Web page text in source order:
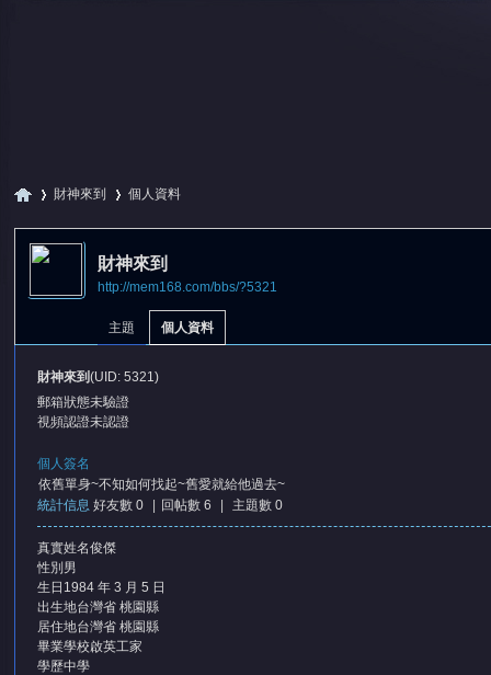
財神來到
›
個人資料
財神來到
http://mem168.com/bbs/?5321
主題 個人資料
財神來到(UID: 5321)
郵箱狀態未驗證
視頻認證未認證
個人簽名
依舊單身~不知如何找起~舊愛就給他過去~
統計信息 好友數 0 回帖數 6 主題數 0
真實姓名俊傑
性別 男
生日 1984 年 3 月 5 日
出生地台灣省 桃園縣
居住地台灣省 桃園縣
畢業學校啟英工家
學歷中學